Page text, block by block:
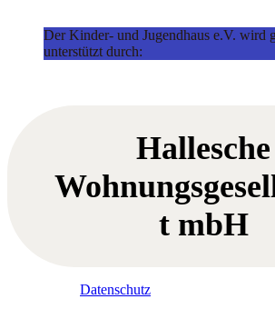
Der Kinder- und Jugendhaus e.V. wird
unterstützt durch:
Hallesche
t mbH
Datenschutz